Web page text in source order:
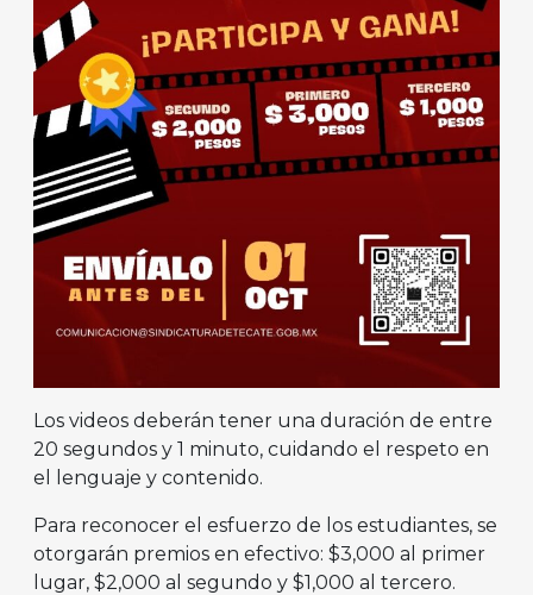
Los videos deberán tener una duración de entre
20 segundos y 1 minuto, cuidando el respeto en
el lenguaje y contenido.
Para reconocer el esfuerzo de los estudiantes, se
otorgarán premios en efectivo: $3,000 al primer
lugar, $2,000 al segundo y $1,000 al tercero.